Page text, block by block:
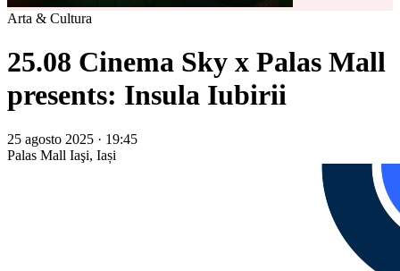
Arta & Cultura
25.08 Cinema Sky x Palas Mall
presents: Insula Iubirii
25 agosto 2025 · 19:45
Palas Mall Iaşi, Iași